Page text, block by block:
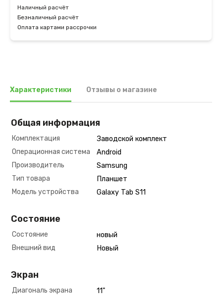
Наличный расчёт
Безналичный расчёт
Оплата картами рассрочки
Характеристики Отзывы о магазине
Общая информация
Комплектация
Заводской комплект
Операционная система
Android
Производитель
Samsung
Тип товара
Планшет
Модель устройства
Galaxy Tab S11
Состояние
Состояние
новый
Внешний вид
Новый
Экран
Диагональ экрана 11"